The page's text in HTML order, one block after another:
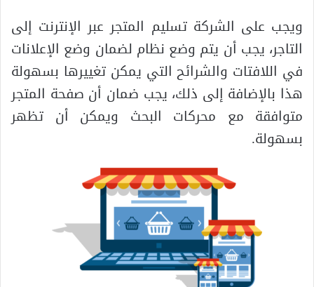
ويجب على الشركة تسليم المتجر عبر الإنترنت إلى
التاجر، يجب أن يتم وضع نظام لضمان وضع الإعلانات
في اللافتات والشرائح التي يمكن تغييرها بسهولة
هذا بالإضافة إلى ذلك، يجب ضمان أن صفحة المتجر
متوافقة مع محركات البحث ويمكن أن تظهر
بسهولة.